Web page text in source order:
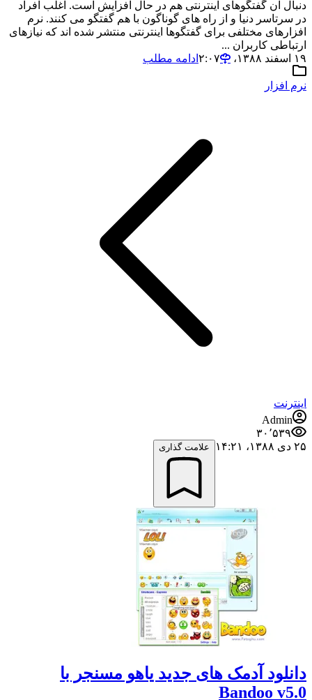
دنبال آن گفتگوهای اینترنتی هم در حال افزایش است. اغلب افراد
در سرتاسر دنیا و از راه های گوناگون با هم گفتگو می کنند. نرم
افزارهای مختلفی برای گفتگوها اینترنتی منتشر شده اند که نیازهای
ارتباطی کاربران ...
۱۹ اسفند ۱۳۸۸،‏ ۲:۰۷
ادامه مطلب
نرم افزار
اینترنت
Admin
۳۰٬۵۳۹
۲۵ دی ۱۳۸۸،‏ ۱۴:۲۱
علامت گذاری
دانلود آدمک های جدید یاهو مسنجر با
Bandoo v5.0